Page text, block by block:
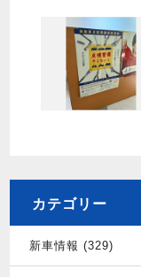
カテゴリー
新車情報 (329)